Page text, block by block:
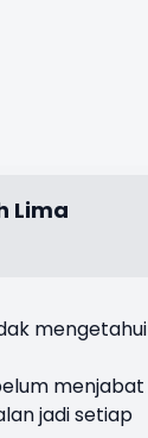
Lima
mengetahui
menjabat
jadi setiap